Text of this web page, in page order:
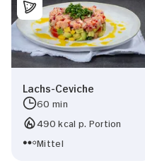
Lachs-Ceviche
60 min
490 kcal p. Portion
Mittel